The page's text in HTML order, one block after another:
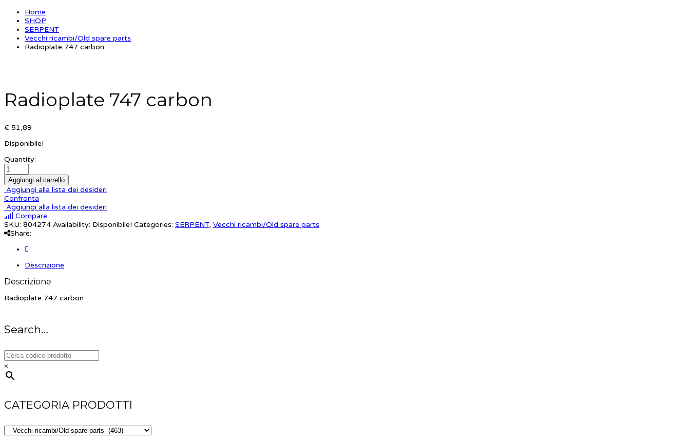
Home
SHOP
SERPENT
Vecchi ricambi/Old spare parts
Radioplate 747 carbon
Radioplate 747 carbon
€ 51,89
Disponibile!
Quantity:
Aggiungi al carrello
Aggiungi alla lista dei desideri
Confronta
Aggiungi alla lista dei desideri
Compare
SKU: 804274 Availability: Disponibile! Categories: SERPENT, Vecchi ricambi/Old spare parts
Share:
Descrizione
Descrizione
Radioplate 747 carbon
Search…
×
CATEGORIA PRODOTTI